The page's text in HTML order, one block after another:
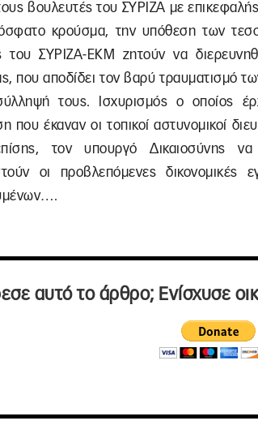
βουλευτές του ΣΥΡΙΖΑ με
κρούσμα, την υπόθεση των
του ΣΥΡΙΖΑ-ΕΚΜ ζητούν να
που αποδίδει τον βαρύ τραυματισμό
τους. Ισχυρισμός ο οποίος
που έκαναν οι τοπικοί αστυνομικοί
τον υπουργό Δικαιοσύνης
οι προβλεπόμενες δικονομικές
αυτό το άρθρο; Ενίσχυσε